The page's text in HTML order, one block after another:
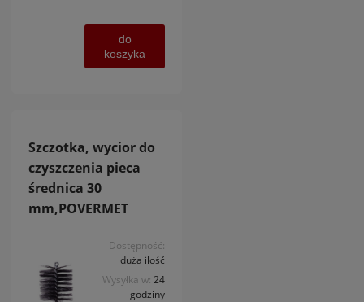
do
koszyka
Szczotka, wycior do
czyszczenia pieca
średnica 30
mm,POVERMET
Dostępność:
duża ilość
Wysyłka w: 24
godziny